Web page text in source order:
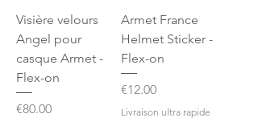
Visière velours
Angel pour
casque Armet -
Flex-on
Price
€80.00
Armet France
Helmet Sticker -
Flex-on
Price
€12.00
Livraison ultra rapide